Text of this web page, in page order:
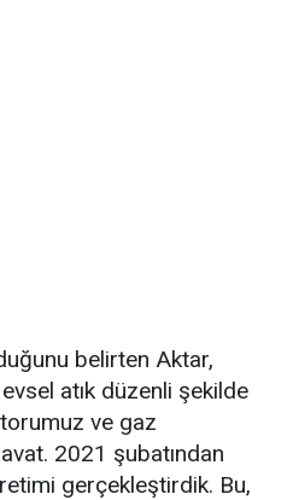
belirten Aktar,
atık düzenli şekilde
ve gaz
2021 şubatından
gerçekleştirdik. Bu,